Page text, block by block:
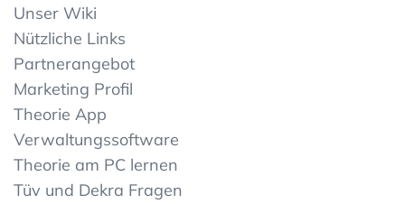
Unser Wiki
Nützliche Links
Partnerangebot
Marketing Profil
Theorie App
Verwaltungssoftware
Theorie am PC lernen
Tüv und Dekra Fragen